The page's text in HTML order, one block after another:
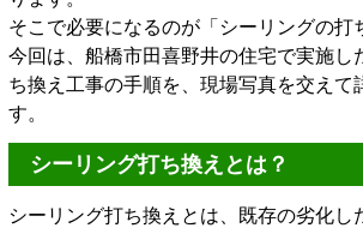
そこで必要になるのが「シーリングの打
今回は、船橋市田喜野井の住宅で実施し
ち換え工事の手順を、現場写真を交えて
す。
シーリング打ち換えとは？
シーリング打ち換えとは、既存の劣化し